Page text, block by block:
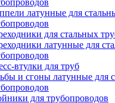
латунные для
для стальных
латунные для
втулки для труб
и сгоны латунные для
для трубопроводов